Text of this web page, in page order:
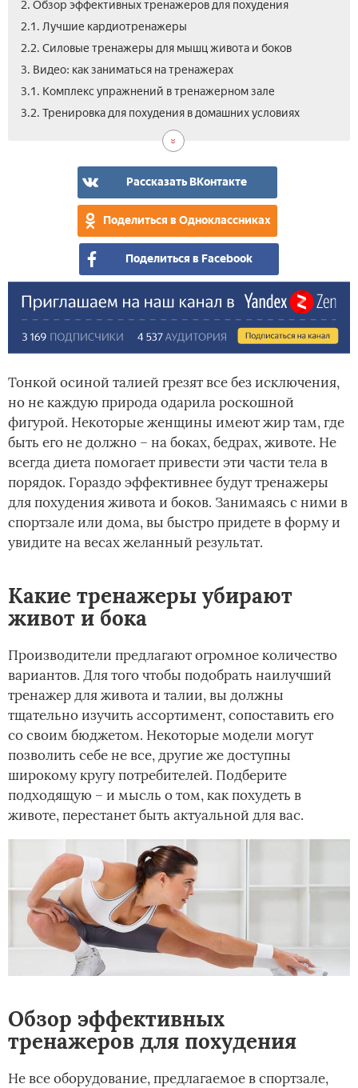
2. Обзор эффективных тренажеров для похудения
2.1. Лучшие кардиотренажеры
2.2. Силовые тренажеры для мышц живота и боков
3. Видео: как заниматься на тренажерах
3.1. Комплекс упражнений в тренажерном зале
3.2. Тренировка для похудения в домашних условиях
Рассказать ВКонтакте
Поделиться в Одноклассниках
Поделиться в Facebook
Тонкой осиной талией грезят все без исключения,
но не каждую природа одарила роскошной
фигурой. Некоторые женщины имеют жир там, где
быть его не должно – на боках, бедрах, животе. Не
всегда диета помогает привести эти части тела в
порядок. Гораздо эффективнее будут тренажеры
для похудения живота и боков. Занимаясь с ними в
спортзале или дома, вы быстро придете в форму и
увидите на весах желанный результат.
Какие тренажеры убирают
живот и бока
Производители предлагают огромное количество
вариантов. Для того чтобы подобрать наилучший
тренажер для живота и талии, вы должны
тщательно изучить ассортимент, сопоставить его
со своим бюджетом. Некоторые модели могут
позволить себе не все, другие же доступны
широкому кругу потребителей. Подберите
подходящую – и мысль о том, как похудеть в
животе, перестанет быть актуальной для вас.
Обзор эффективных
тренажеров для похудения
Не все оборудование, предлагаемое в спортзале,